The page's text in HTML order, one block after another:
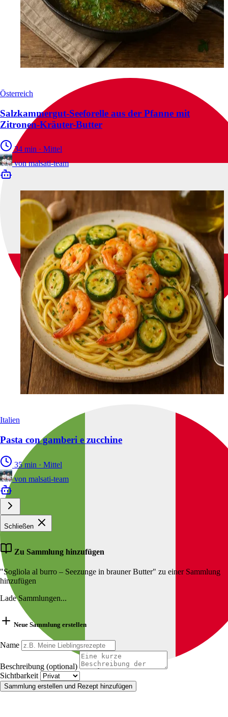
Österreich
Salzkammergut-Seeforelle aus der Pfanne mit
Zitronen-Kräuter-Butter
34 min · Mittel
von malsati-team
Italien
Pasta con gamberi e zucchine
35 min · Mittel
von malsati-team
Schließen
Zu Sammlung hinzufügen
"Sogliola al burro – Seezunge in brauner Butter" zu einer Sammlung
hinzufügen
Lade Sammlungen...
Neue Sammlung erstellen
Name
Beschreibung (optional)
Sichtbarkeit
Sammlung erstellen und Rezept hinzufügen